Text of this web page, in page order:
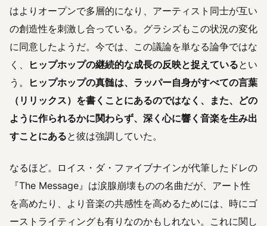
はよりオープンで多層的になり、アーティスト同士が互い
の創造性を刺激し合っている。グラシズもこの状況の変化
に同意したようだ。今では、この議論を単なる論争ではな
く、
ヒップホップの継続的な成長の反映と捉えているとい
う。
ヒップホップの真髄は、ラッパー自身がすべての言葉
（リリックス）を書くことにあるのではなく、また、どの
ように作られるかに関わらず、深く心に響く音楽を生み出
すことにあると彼は強調していた。
なるほど。ロイス・ダ・ファイブナインが代筆したドレの
『The Message』は涙腺崩壊ものの名曲だが、アート性
を高めたり、より音楽の共感性を高めるためには、時にゴ
ーストライティングも有りなのかもしれない。これに関し